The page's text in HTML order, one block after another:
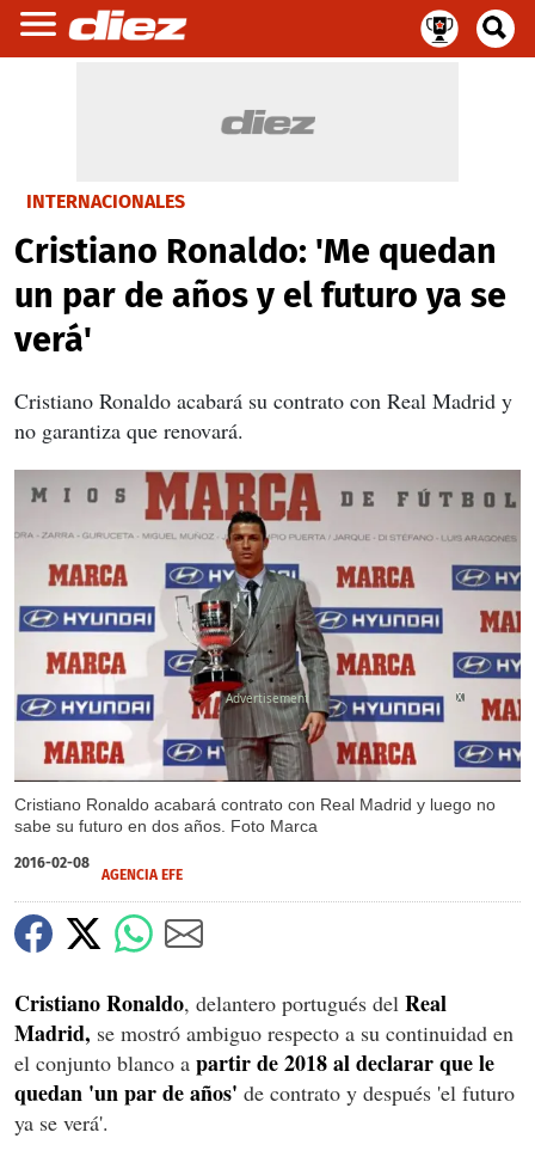
INTERNACIONALES
Cristiano Ronaldo: 'Me quedan
un par de años y el futuro ya se
verá'
Cristiano Ronaldo acabará su contrato con Real Madrid y
no garantiza que renovará.
Cristiano Ronaldo acabará contrato con Real Madrid y luego no
sabe su futuro en dos años. Foto Marca
X
2016-02-08
AGENCIA EFE
Cristiano Ronaldo, delantero portugués del Real
Madrid, se mostró ambiguo respecto a su continuidad en
el conjunto blanco a partir de 2018 al declarar que le
quedan 'un par de años' de contrato y después 'el futuro
ya se verá'.